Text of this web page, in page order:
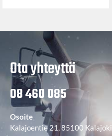
Ota yhteyttä
08 460 085
Osoite
Kalajoentie 21, 85100 Kalajoki